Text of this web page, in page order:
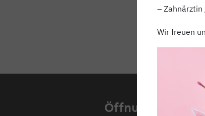
Öffnungszeiten.
– Zahnärztin
Wir freuen